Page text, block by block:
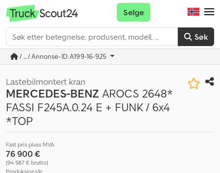
Søk
Selge
/ ... / Annonse-ID: A199-16-925
Lastebilmontert kran
MERCEDES-BENZ AROCS 2648*
FASSI F245A.0.24 E + FUNK / 6x4
*TOP
Fast pris pluss MVA
76 900 €
(94 587 € brutto)
Produksjonsår